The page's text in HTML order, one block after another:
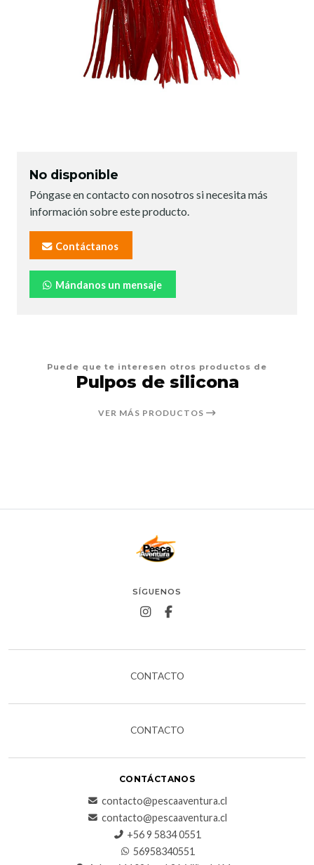
No disponible
Póngase en contacto con nosotros si necesita más
información sobre este producto.
Contáctanos
Mándanos un mensaje
Puede que te interesen otros productos de
Pulpos de silicona
VER MÁS PRODUCTOS
SÍGUENOS
CONTACTO
CONTACTO
CONTÁCTANOS
contacto@pescaaventura.cl
contacto@pescaaventura.cl
+56 9 5834 0551
56958340551